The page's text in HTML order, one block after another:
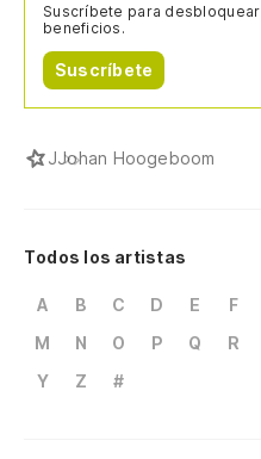
Suscríbete para desbloquear
beneficios.
Suscríbete
JJohan Hoogeboom
Todos los artistas
A B C D E F
M
N O P Q R
Y
Z #